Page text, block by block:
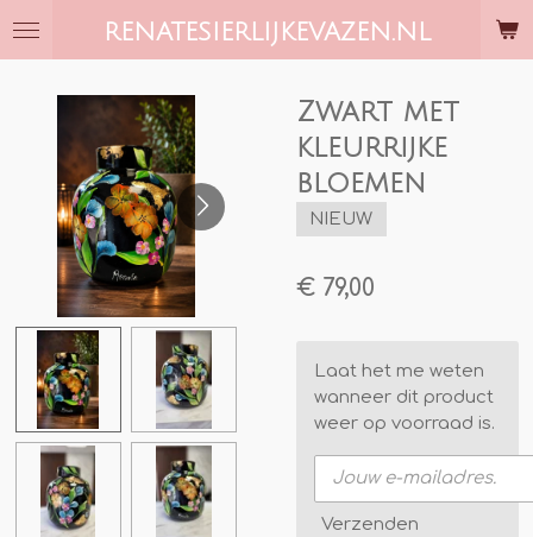
Ga
RENATESIERLIJKEVAZEN.NL
Zwart met
kleurrijke
bloemen
NIEUW
€ 79,00
Laat het me weten
wanneer dit product
weer op voorraad is.
Verzenden